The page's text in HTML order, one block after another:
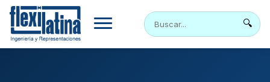
Skip
content
🔍